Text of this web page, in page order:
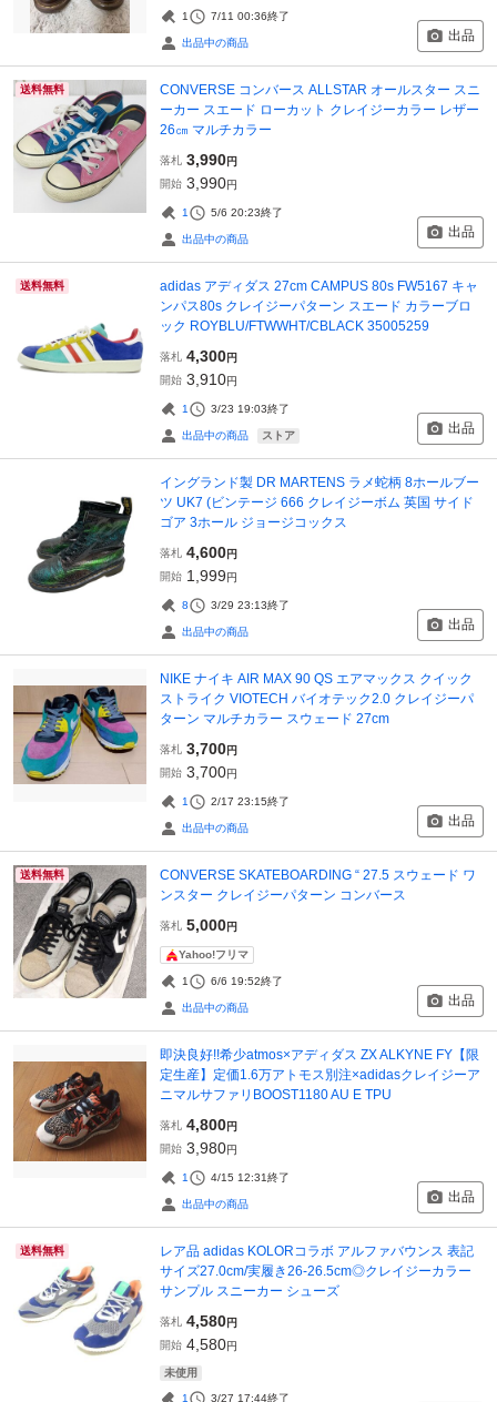
1 7/11 00:36終了
出品中の商品 出品
送料無料
CONVERSE コンバース ALLSTAR オールスター スニ
ーカー スエード ローカット クレイジーカラー レザー
26㎝ マルチカラー
落札 3,990円
開始 3,990円
1 5/6 20:23終了
出品中の商品 出品
送料無料
adidas アディダス 27cm CAMPUS 80s FW5167 キャ
ンパス80s クレイジーパターン スエード カラーブロ
ック ROYBLU/FTWWHT/CBLACK 35005259
落札 4,300円
開始 3,910円
1 3/23 19:03終了
出品中の商品 ストア 出品
イングランド製 DR MARTENS ラメ蛇柄 8ホールブー
ツ UK7 (ビンテージ 666 クレイジーボム 英国 サイド
ゴア 3ホール ジョージコックス
落札 4,600円
開始 1,999円
8 3/29 23:13終了
出品中の商品 出品
NIKE ナイキ AIR MAX 90 QS エアマックス クイック
ストライク VIOTECH バイオテック2.0 クレイジーパ
ターン マルチカラー スウェード 27cm
落札 3,700円
開始 3,700円
1 2/17 23:15終了
出品中の商品 出品
送料無料
CONVERSE SKATEBOARDING “ 27.5 スウェード ワ
ンスター クレイジーパターン コンバース
落札 5,000円
Yahoo!フリマ
1 6/6 19:52終了
出品中の商品 出品
即決良好!!希少atmos×アディダス ZX ALKYNE FY【限
定生産】定価1.6万アトモス別注×adidasクレイジーア
ニマルサファリBOOST1180 AU E TPU
落札 4,800円
開始 3,980円
1 4/15 12:31終了
出品中の商品 出品
送料無料
レア品 adidas KOLORコラボ アルファバウンス 表記
サイズ27.0cm/実履き26-26.5cm◎クレイジーカラー
サンプル スニーカー シューズ
落札 4,580円
開始 4,580円
未使用
1 3/27 17:44終了